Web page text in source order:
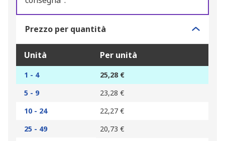
Prezzo per quantità
Unità Per unità
1 - 4
25,28 €
5 - 9
23,28 €
10 - 24
22,27 €
25 - 49
20,73 €